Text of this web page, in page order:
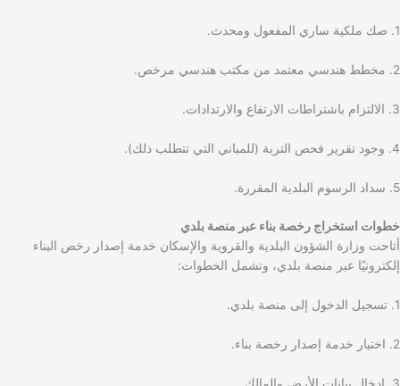
1. صك ملكية ساري المفعول ومحدث.
2. مخطط هندسي معتمد من مكتب هندسي مرخص.
3. الالتزام باشتراطات الارتفاع والارتدادات.
4. وجود تقرير فحص التربة (للمباني التي تتطلب ذلك).
5. سداد الرسوم البلدية المقررة.
خطوات استخراج رخصة بناء عبر منصة بلدي
أتاحت وزارة الشؤون البلدية والقروية والإسكان خدمة إصدار رخص البناء
إلكترونيًا عبر منصة بلدي، وتشمل الخطوات:
1. تسجيل الدخول إلى منصة بلدي.
2. اختيار خدمة إصدار رخصة بناء.